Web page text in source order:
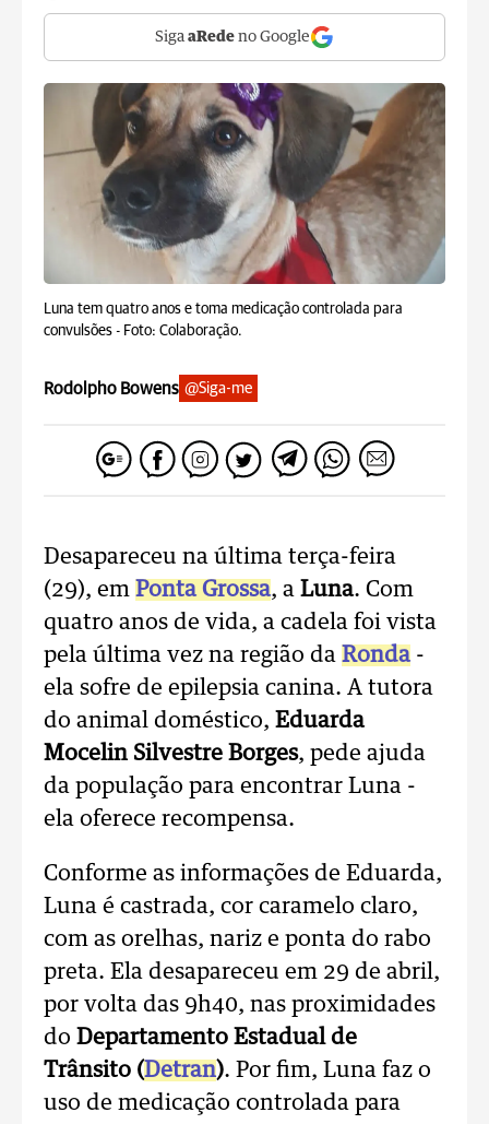
Siga aRede no Google
Luna tem quatro anos e toma medicação controlada para
convulsões - Foto: Colaboração.
Rodolpho Bowens @Siga-me
Desapareceu na última terça-feira
(29), em Ponta Grossa, a Luna. Com
quatro anos de vida, a cadela foi vista
pela última vez na região da Ronda -
ela sofre de epilepsia canina. A tutora
do animal doméstico, Eduarda
Mocelin Silvestre Borges, pede ajuda
da população para encontrar Luna -
ela oferece recompensa.
Conforme as informações de Eduarda,
Luna é castrada, cor caramelo claro,
com as orelhas, nariz e ponta do rabo
preta. Ela desapareceu em 29 de abril,
por volta das 9h40, nas proximidades
do Departamento Estadual de
Trânsito (Detran). Por fim, Luna faz o
uso de medicação controlada para